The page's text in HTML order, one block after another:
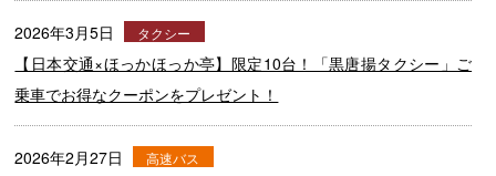
2026年3月5日 タクシー
【日本交通×ほっかほっか亭】限定10台！「黒唐揚タクシー」ご
乗車でお得なクーポンをプレゼント！
2026年2月27日 高速バス